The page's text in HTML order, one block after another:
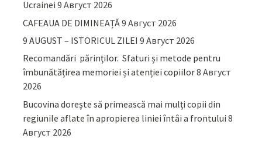
Ucrainei 9 Август 2026
CAFEAUA DE DIMINEAȚĂ9 Август 2026
9 AUGUST – ISTORICUL ZILEI 9 Август 2026
Recomandări părinţilor. Sfaturi și metode pentru
îmbunătățirea memoriei și atenției copiilor8 Август
2026
Bucovina dorește să primească mai mulți copii din
regiunile aflate în apropierea liniei întâi a frontului 8
Август 2026